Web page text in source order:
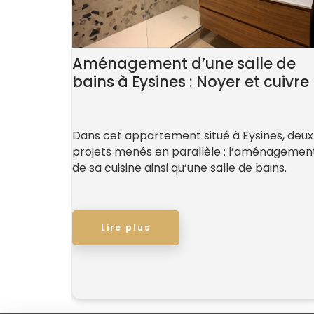
Aménagement d’une salle de
bains à Eysines : Noyer et cuivre
Dans cet appartement situé à Eysines, deux
projets menés en parallèle :
de sa cuisine ainsi qu’une salle de bains.
Lire plus